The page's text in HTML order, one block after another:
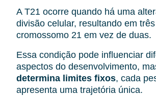
A T21 ocorre quando há uma
divisão celular, resultando em
cromossomo 21 em vez de duas.
Essa condição pode influenciar
aspectos do desenvolvimento,
determina limites fixos, cada
apresenta uma trajetória única.